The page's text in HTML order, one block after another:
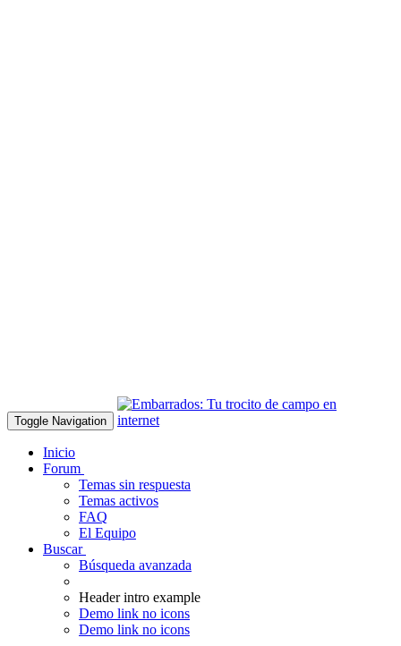
Toggle Navigation
Inicio
Forum
Temas sin respuesta
Temas activos
FAQ
El Equipo
Buscar
Búsqueda avanzada
Header intro example
Demo link no icons
Demo link no icons